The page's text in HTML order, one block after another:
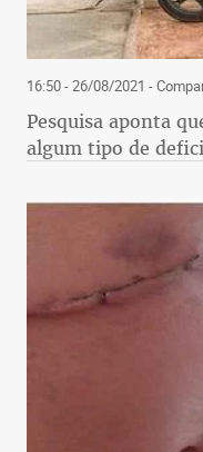
16:50 - 26/08/2021 -
Pesquisa aponta
algum tipo de